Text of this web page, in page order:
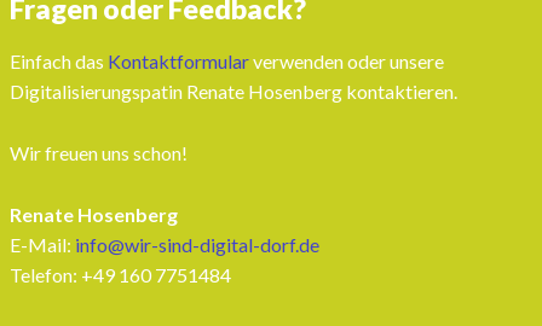
Fragen oder Feedback?
Einfach das Kontaktformularverwenden oder unsere
Digitalisierungspatin Renate Hosenberg kontaktieren.
Wir freuen uns schon!
Renate Hosenberg
E-Mail: info@wir-sind-digital-dorf.de
Telefon: ‭+49 160 7751484‬